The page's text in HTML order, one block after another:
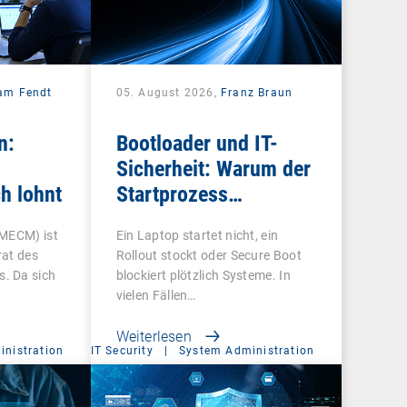
Fendt
lohnt
ist
des
Da sich
05. August 2026, Franz Braun
Bootloader und IT-
Sicherheit: Warum der
Startprozess
Ein Laptop startet nicht, ein
Rollout stockt oder Secure Boot
blockiert plötzlich Systeme. In
vielen Fällen…
Weiterlesen
IT Security | System Administration